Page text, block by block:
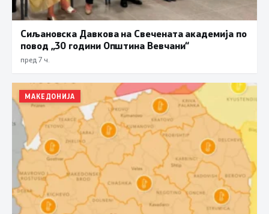
Сиљановска Давкова на Свечената академија по
повод „30 години Општина Вевчани“
пред 7 ч.
МАКЕДОНИЈА